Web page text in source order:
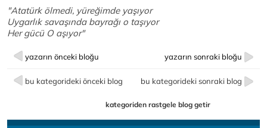
"Atatürk ölmedi, yüreğimde yaşıyor
Uygarlık savaşında bayrağı o taşıyor
Her gücü O aşıyor"
yazarın önceki bloğu yazarın sonraki bloğu
bu kategorideki önceki blog bu kategorideki sonraki blog
kategoriden rastgele blog getir